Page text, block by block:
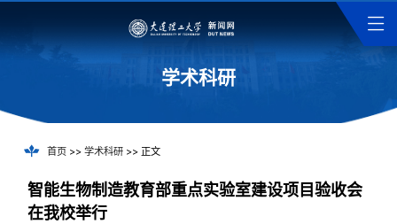
学术科研
首页>> 学术科研>> 正文
智能生物制造教育部重点实验室建设项目验收会
在我校举行